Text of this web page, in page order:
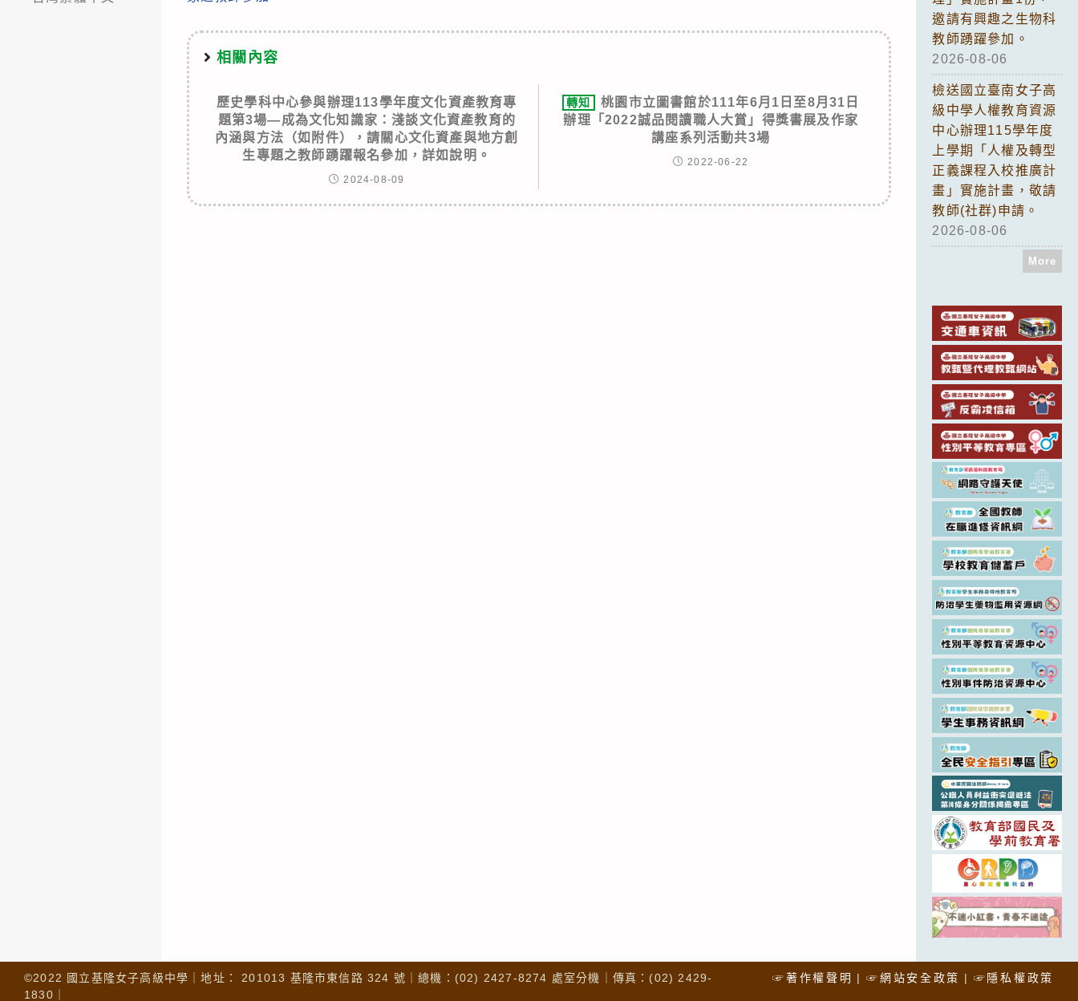
相關內容
歷史學科中心參與辦理113學年度文化資產教育專
題第3場—成為文化知識家：淺談文化資產教育的
內涵與方法（如附件），請關心文化資產與地方創
生專題之教師踴躍報名參加，詳如說明。
2024-08-09
轉知
桃園市立圖書館於111年6月1日至8月31日
辦理「2022誠品閱讀職人大賞」得獎書展及作家
講座系列活動共3場
2022-06-22
邀請有興趣之生物科
教師踴躍參加。
2026-08-06
檢送國立臺南女子高
級中學人權教育資源
中心辦理115學年度
上學期「人權及轉型
正義課程入校推廣計
畫」實施計畫，敬請
教師(社群)申請。
2026-08-06
More
☞著作權聲明 ☞網站安全政策 ☞隱私權政策
©2022 國立基隆女子高級中學｜地址： 201013 基隆市東信路 324 號｜總機：(02) 2427-8274 處室分機｜傳真：(02) 2429-
1830｜